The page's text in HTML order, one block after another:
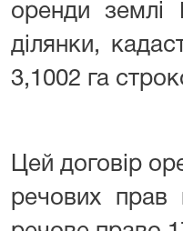
оренди
ділянки,
3,1002 га
Цей договір
речових